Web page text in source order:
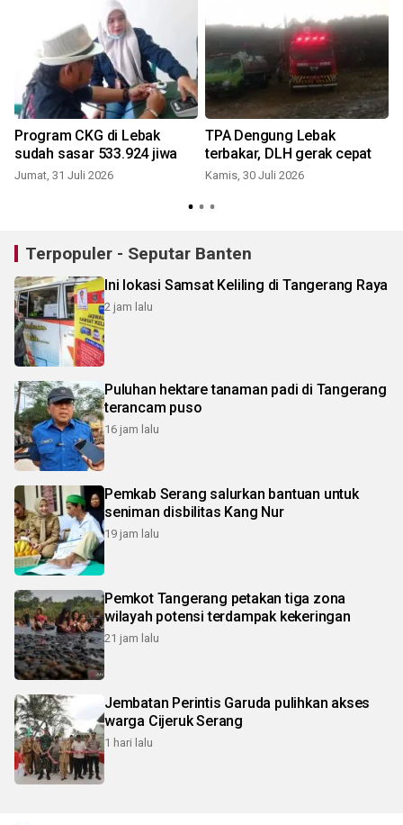
Program CKG di Lebak
sudah sasar 533.924 jiwa
Jumat, 31 Juli 2026
TPA Dengung Lebak
terbakar, DLH gerak cepat
Kamis, 30 Juli 2026
Terpopuler - Seputar Banten
Ini lokasi Samsat Keliling di Tangerang Raya
2 jam lalu
Puluhan hektare tanaman padi di Tangerang
terancam puso
16 jam lalu
Pemkab Serang salurkan bantuan untuk
seniman disbilitas Kang Nur
19 jam lalu
Pemkot Tangerang petakan tiga zona
wilayah potensi terdampak kekeringan
21 jam lalu
Jembatan Perintis Garuda pulihkan akses
warga Cijeruk Serang
1 hari lalu